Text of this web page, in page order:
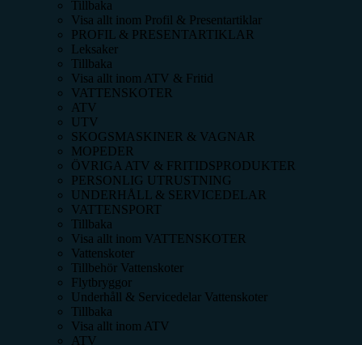
Tillbaka
Visa allt inom Profil & Presentartiklar
PROFIL & PRESENTARTIKLAR
Leksaker
Tillbaka
Visa allt inom ATV & Fritid
VATTENSKOTER
ATV
UTV
SKOGSMASKINER & VAGNAR
MOPEDER
ÖVRIGA ATV & FRITIDSPRODUKTER
PERSONLIG UTRUSTNING
UNDERHÅLL & SERVICEDELAR
VATTENSPORT
Tillbaka
Visa allt inom VATTENSKOTER
Vattenskoter
Tillbehör Vattenskoter
Flytbryggor
Underhåll & Servicedelar Vattenskoter
Tillbaka
Visa allt inom ATV
ATV